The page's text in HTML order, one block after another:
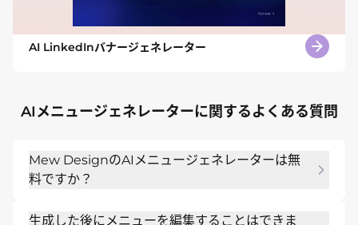
AI LinkedInバナージェネレーター
AIメニュージェネレーターに関するよくある質問
Mew DesignのAIメニュージェネレーターは無
料ですか？
生成した後にメニューを編集することはできま